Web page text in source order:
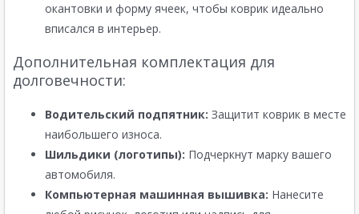
окантовки и форму ячеек, чтобы коврик идеально
вписался в интерьер.
Дополнительная комплектация для
долговечности:
Водительский подпятник: Защитит коврик в месте
наибольшего износа.
Шильдики (логотипы): Подчеркнут марку вашего
автомобиля.
Компьютерная машинная вышивка: Нанесите